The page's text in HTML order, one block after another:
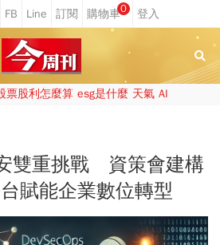
0
票股利怎麼算 esg是什麼 天氣 AI
雙重挑戰 資策會建構
賦能企業數位轉型